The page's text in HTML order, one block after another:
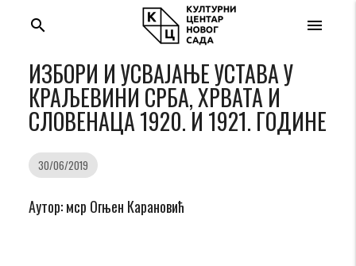
menu
search
ИЗБОРИ И УСВАЈАЊЕ УСТАВА У
КРАЉЕВИНИ СРБА, ХРВАТА И
СЛОВЕНАЦА 1920. И 1921. ГОДИНЕ
30/06/2019
Аутор: мср Огњен Карановић